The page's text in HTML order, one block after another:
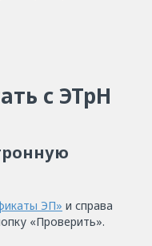
с ЭТрН
ЭП» и справа
«Проверить».